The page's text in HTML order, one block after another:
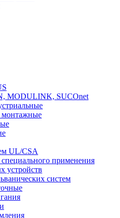
MODULINK, SUCOnet
монтажные
UL/CSA
применения
устройств
систем